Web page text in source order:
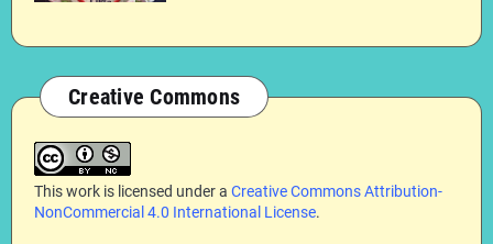
Creative Commons
This work is licensed under a Creative Commons Attribution-
NonCommercial 4.0 International License.